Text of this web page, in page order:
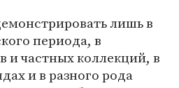
лишь в
периода, в
и частных коллекций, в
и в разного рода